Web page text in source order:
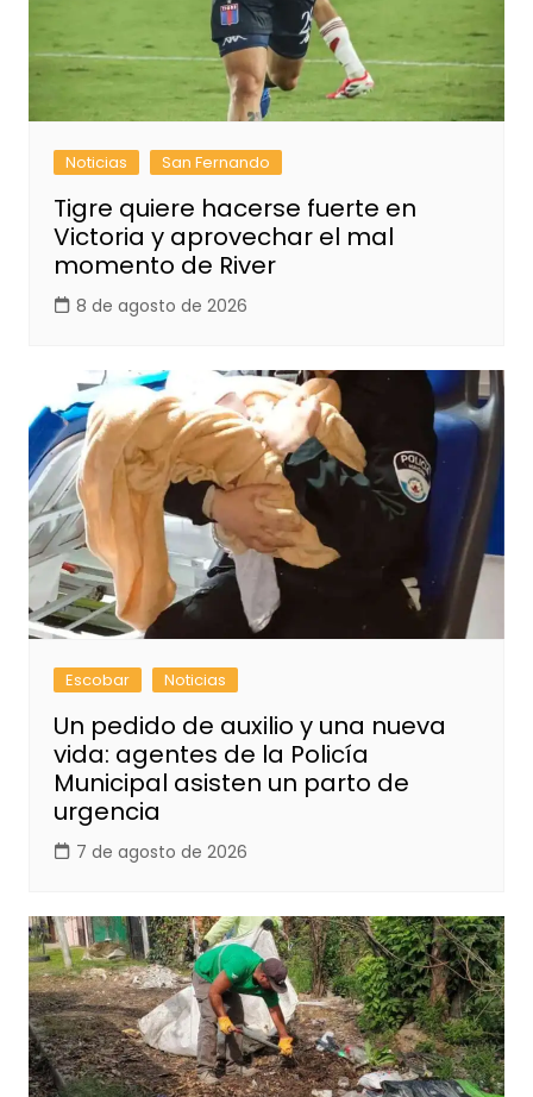
Noticias San Fernando
Tigre quiere hacerse fuerte en
Victoria y aprovechar el mal
momento de River
8 de agosto de 2026
Escobar Noticias
Un pedido de auxilio y una nueva
vida: agentes de la Policía
Municipal asisten un parto de
urgencia
7 de agosto de 2026